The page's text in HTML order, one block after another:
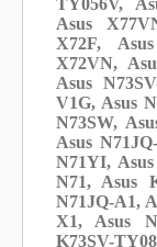
TY056V,
Asus
X72F,
X72VN,
Asus
V1G, Asus
N73SW,
Asus
N71YI,
N71, Asus
N71JQ-A1,
X1, Asus
K73SV-